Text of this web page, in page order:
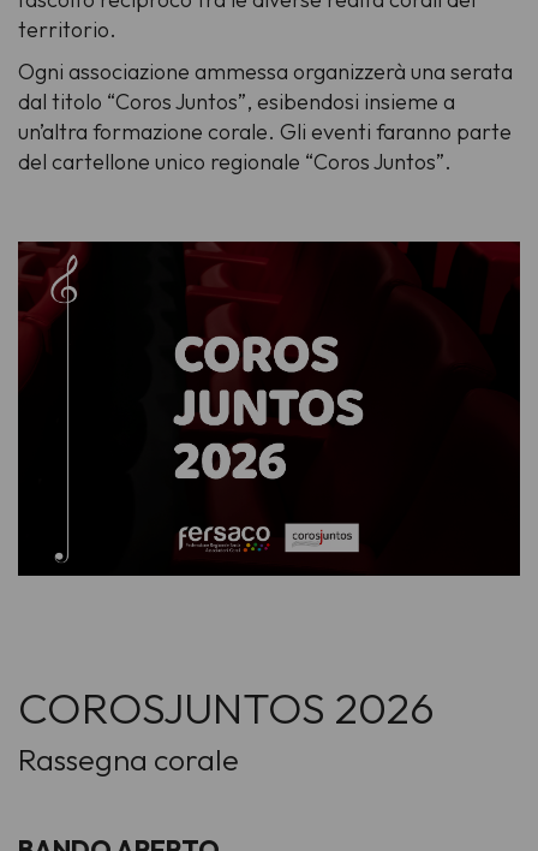
territorio.
Ogni associazione ammessa organizzerà una serata
dal titolo “Coros Juntos”, esibendosi insieme a
un’altra formazione corale. Gli eventi faranno parte
del cartellone unico regionale “Coros Juntos”.
COROSJUNTOS 2026
Rassegna corale